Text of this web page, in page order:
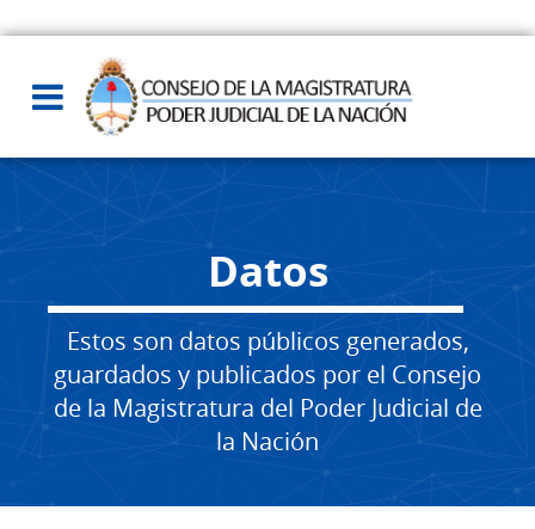
Datos
Estos son datos públicos generados,
guardados y publicados por el Consejo
de la Magistratura del Poder Judicial de
la Nación